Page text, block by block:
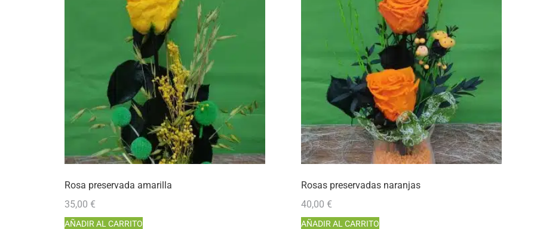
Rosa preservada amarilla
35,00 €
AÑADIR AL CARRITO
Rosas preservadas naranjas
40,00 €
AÑADIR AL CARRITO